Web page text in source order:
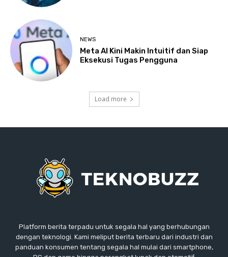
NEWS
Meta AI Kini Makin Intuitif dan Siap
Eksekusi Tugas Pengguna
Load more
Platform berita terpadu untuk segala hal yang berhubungan
dengan teknologi. Kami meliput berita terbaru dari industri dan
panduan konsumen tentang segala hal mulai dari smartphone,